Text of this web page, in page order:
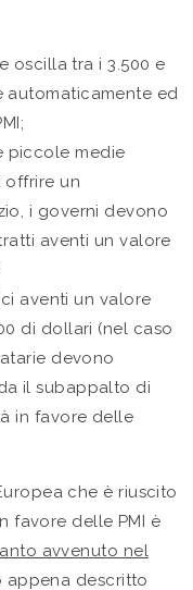
oscilla tra i 3.500 e
automaticamente ed
piccole medie
offrire un
i governi devono
aventi un valore
aventi un valore
di dollari (nel caso
devono
il subappalto di
in favore delle
che è riuscito
favore delle PMI è
avvenuto nel
appena descritto